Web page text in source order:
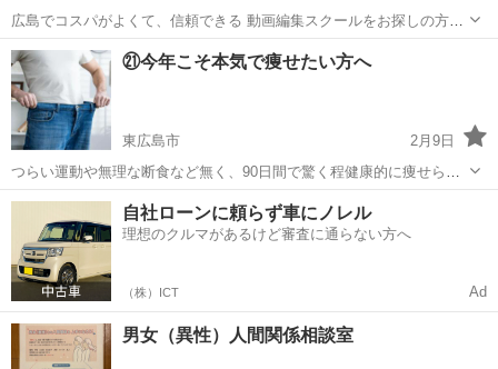
広島でコスパがよくて、信頼できる 動画編集スクールをお探しの方へ
こちらは、スマホで動画編集をしたい方向けの1日完結の人気コース
中区袋町の教室（対面講座）とオンライン（ご家庭）で受講できま
す。 キャンバ・キ...
広島 広島市 本通駅 その他 動画編集
㉑今年こそ本気で痩せたい方へ
東広島市
2月9日
つらい運動や無理な断食など無く、90日間で驚く程健康的に痩せられ
て、リバウンドもしないダイエットにご興味はありませんか？ ダイエ
ットしたいけど運動は苦手で続けられない。 カロリー計算とか面倒で
頭が痛くなりそう。 頑張ってダ...
広島 東広島市
自社ローンに頼らず車にノレル
理想のクルマがあるけど審査に通らない方へ
（株）ICT Ad
男女（異性）人間関係相談室